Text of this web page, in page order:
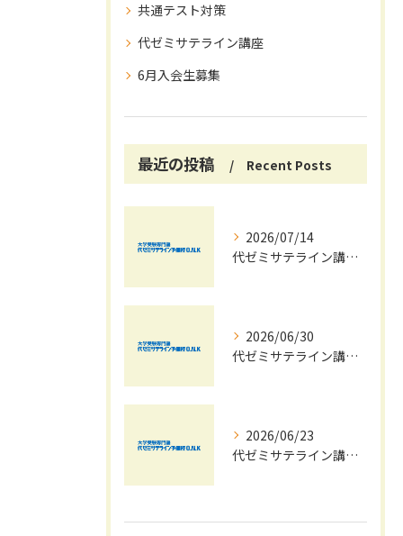
共通テスト対策
代ゼミサテライン講座
6月入会生募集
最近の投稿 Recent Posts
2026/07/14
代ゼミサテライン講座で夏期講習会を自宅受講し大学受験対策を効率化する方法
2026/06/30
代ゼミサテライン講座夏期講習会で苦手科目を短期間に得意科目へ導く学習戦略
2026/06/23
代ゼミサテライン講座を活用した夏期講習会で共通テストの最新傾向と対策を徹底攻略する方法